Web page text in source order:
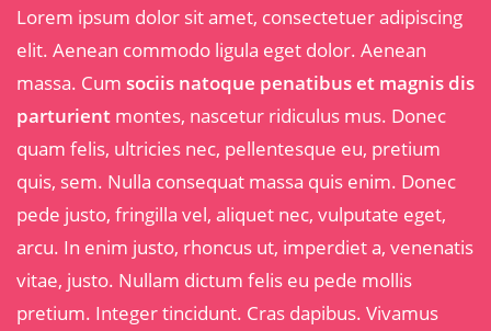
Lorem ipsum dolor sit amet, consectetuer adipiscing
elit. Aenean commodo ligula eget dolor. Aenean
massa. Cum sociis natoque penatibus et magnis dis
parturient montes, nascetur ridiculus mus. Donec
quam felis, ultricies nec, pellentesque eu, pretium
quis, sem. Nulla consequat massa quis enim. Donec
pede justo, fringilla vel, aliquet nec, vulputate eget,
arcu. In enim justo, rhoncus ut, imperdiet a, venenatis
vitae, justo. Nullam dictum felis eu pede mollis
pretium. Integer tincidunt. Cras dapibus. Vivamus